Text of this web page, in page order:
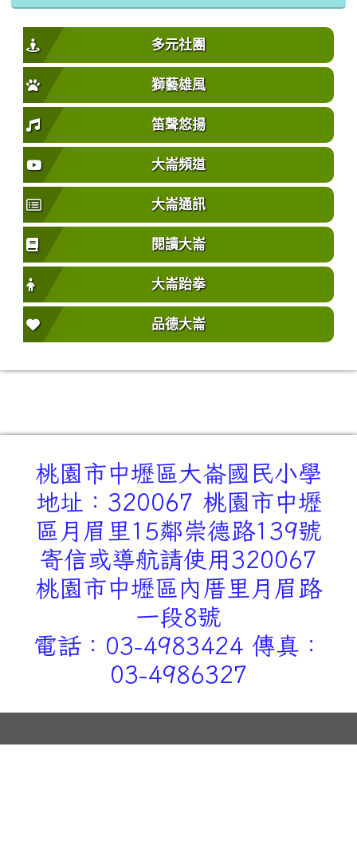
多元社團
獅藝雄風
笛聲悠揚
大崙頻道
大崙通訊
閱讀大崙
大崙跆拳
品德大崙
桃園市中壢區大崙國民小學
地址：320067 桃園市中壢
區月眉里15鄰崇德路139號
寄信或導航請使用320067
桃園市中壢區內厝里月眉路
一段8號
電話：03-4983424 傳真：
03-4986327